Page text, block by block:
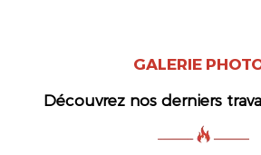
GALERIE
Découvrez nos derniers